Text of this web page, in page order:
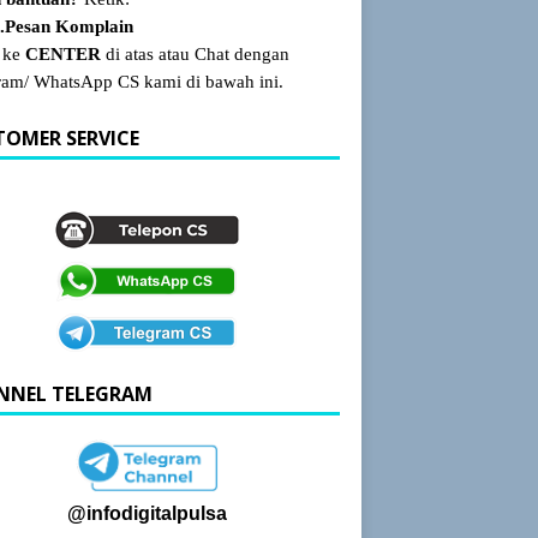
Komplain
CENTER di atas atau Chat dengan
WhatsApp CS kami di bawah ini.
SERVICE
TELEGRAM
@infodigitalpulsa